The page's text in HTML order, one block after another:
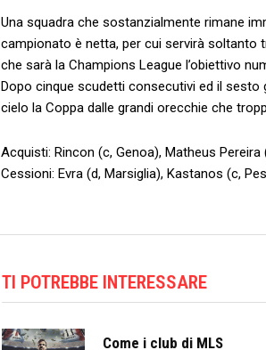
Una squadra che sostanzialmente rimane
campionato è netta, per cui servirà soltanto
che sarà la Champions League l’obiettivo
Dopo cinque scudetti consecutivi ed il sesto
cielo la Coppa dalle grandi orecchie che
Acquisti: Rincon (c, Genoa), Matheus Pereira
Cessioni: Evra (d, Marsiglia), Kastanos (c,
TI POTREBBE INTERESSARE
Come i club di MLS